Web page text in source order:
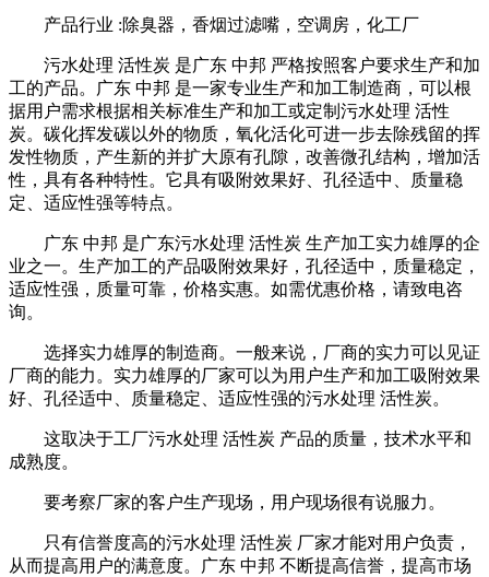
产品行业 :除臭器，香烟过滤嘴，空调房，化工厂
污水处理 活性炭 是广东 中邦 严格按照客户要求生产和加
工的产品。广东 中邦 是一家专业生产和加工制造商，可以根
据用户需求根据相关标准生产和加工或定制污水处理 活性
炭。碳化挥发碳以外的物质，氧化活化可进一步去除残留的挥
发性物质，产生新的并扩大原有孔隙，改善微孔结构，增加活
性，具有各种特性。它具有吸附效果好、孔径适中、质量稳
定、适应性强等特点。
广东 中邦 是广东污水处理 活性炭 生产加工实力雄厚的企
业之一。生产加工的产品吸附效果好，孔径适中，质量稳定，
适应性强，质量可靠，价格实惠。如需优惠价格，请致电咨
询。
选择实力雄厚的制造商。一般来说，厂商的实力可以见证
厂商的能力。实力雄厚的厂家可以为用户生产和加工吸附效果
好、孔径适中、质量稳定、适应性强的污水处理 活性炭。
这取决于工厂污水处理 活性炭 产品的质量，技术水平和
成熟度。
要考察厂家的客户生产现场，用户现场很有说服力。
只有信誉度高的污水处理 活性炭 厂家才能对用户负责，
从而提高用户的满意度。广东 中邦 不断提高信誉，提高市场